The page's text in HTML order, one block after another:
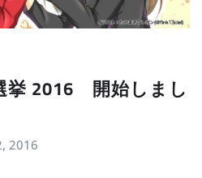
挙 2016 開始しまし
2016